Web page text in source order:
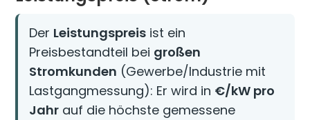
Der Leistungspreis ist ein
Preisbestandteil bei großen
Stromkunden (Gewerbe/Industrie mit
Lastgangmessung): Er wird in €/kW pro
Jahr auf die höchste gemessene